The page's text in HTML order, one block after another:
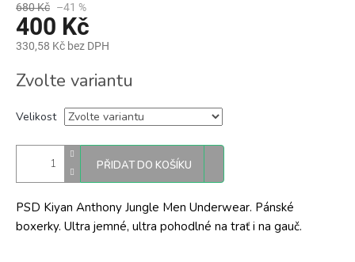
680 Kč –41 %
400 Kč
330,58 Kč bez DPH
cena:
Zvolte variantu
Velikost
PŘIDAT DO KOŠÍKU
PSD Kiyan Anthony Jungle Men Underwear. Pánské
boxerky. Ultra jemné, ultra pohodlné na trať i na gauč.